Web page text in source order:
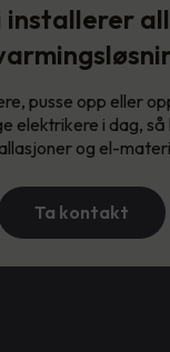
installerer
pusse opp eller
elektrikere i dag,
og el-
Ta kontakt